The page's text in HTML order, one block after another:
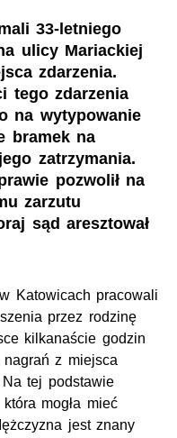
33-letniego
ulicy Mariackiej
zdarzenia.
tego zdarzenia
na wytypowanie
bramek na
zatrzymania.
pozwolił na
zarzutu
sąd aresztował
Katowicach pracowali
przez rodzinę
kilkanaście godzin
z miejsca
tej podstawie
mogła mieć
jest znany